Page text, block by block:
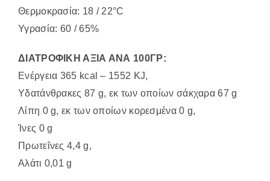
Θερμοκρασία: 18 / 22°C
Υγρασία: 60 / 65%
ΔΙΑΤΡΟΦΙΚΗ ΑΞΙΑ ΑΝΑ 100ΓΡ:
Ενέργεια 365 kcal – 1552 KJ,
Υδατάνθρακες 87 g, εκ των οποίων σάκχαρα 67 g
Λίπη 0 g, εκ των οποίων κορεσμένα 0 g,
Ίνες 0 g
Πρωτεΐνες 4,4 g,
Αλάτι 0,01 g